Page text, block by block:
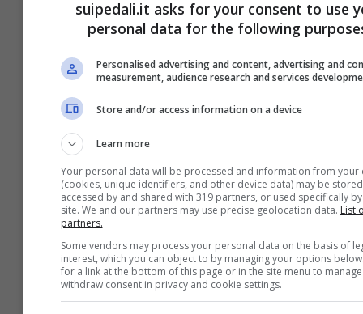
11 Luglio 2024
suipedali.it asks for your consent to use
personal data for the following
Personalised advertising and content, advertising and
measurement, audience research and services
Store and/or access information on a device
Learn more
Your personal data will be processed and information from your
(cookies, unique identifiers, and other device data) may be
accessed by and shared with 319 partners, or used specifically
site. We and our partners may use precise geolocation data. List
partners.
Some vendors may process your personal data on the basis of
interest, which you can object to by managing your options
for a link at the bottom of this page or in the site menu to
withdraw consent in privacy and cookie settings.